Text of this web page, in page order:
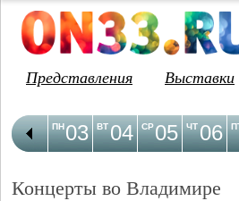
Представления
Выставки
03
ПН 04
ВТ 05
СР 06
ЧТ
Концерты во Владимире